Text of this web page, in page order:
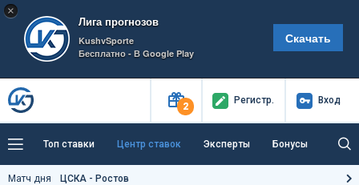
×
Лига прогнозов
KushvSporte
Бесплатно - В Google Play
Скачать
2
Регистр. Вход
Топ ставки Центр ставок Эксперты Бонусы
Тренды Букмекеры
Матч дня ЦСКА - Ростов